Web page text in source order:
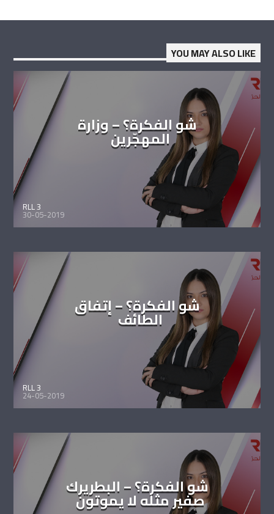
YOU MAY ALSO LIKE
شو الفكرة؟ – وزارة
المهجّرين
RLL 3
30-05-2019
شو الفكرة؟ – إتفاق
الطائف
RLL 3
24-05-2019
شو الفكرة؟ – البطريرك
صفير مثله لا يموتون